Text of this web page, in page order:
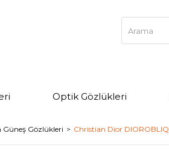
Optik Gözlükleri
Güneş Gözlükleri Christian Dior